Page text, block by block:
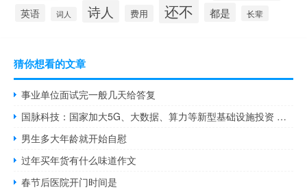
英语 词人 诗人 费用 还不 都是 长辈
猜你想看的文章
事业单位面试完一般几天给答复
国脉科技：国家加大5G、大数据、算力等新型基础设施投资 将对公司技术服务业务带来积极影响
男生多大年龄就开始自慰
过年买年货有什么味道作文
春节后医院开门时间是